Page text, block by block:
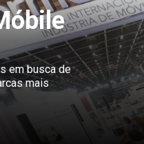
em busca de
mais